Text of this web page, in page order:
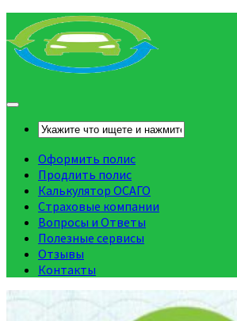
Оформить полис
Продлить полис
Калькулятор ОСАГО
Страховые компании
Вопросы и Ответы
Полезные сервисы
Отзывы
Контакты